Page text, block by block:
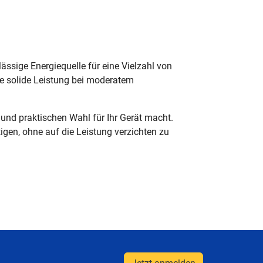
Energiequelle für eine Vielzahl von
solide Leistung bei moderatem
praktischen Wahl für Ihr Gerät macht.
ohne auf die Leistung verzichten zu